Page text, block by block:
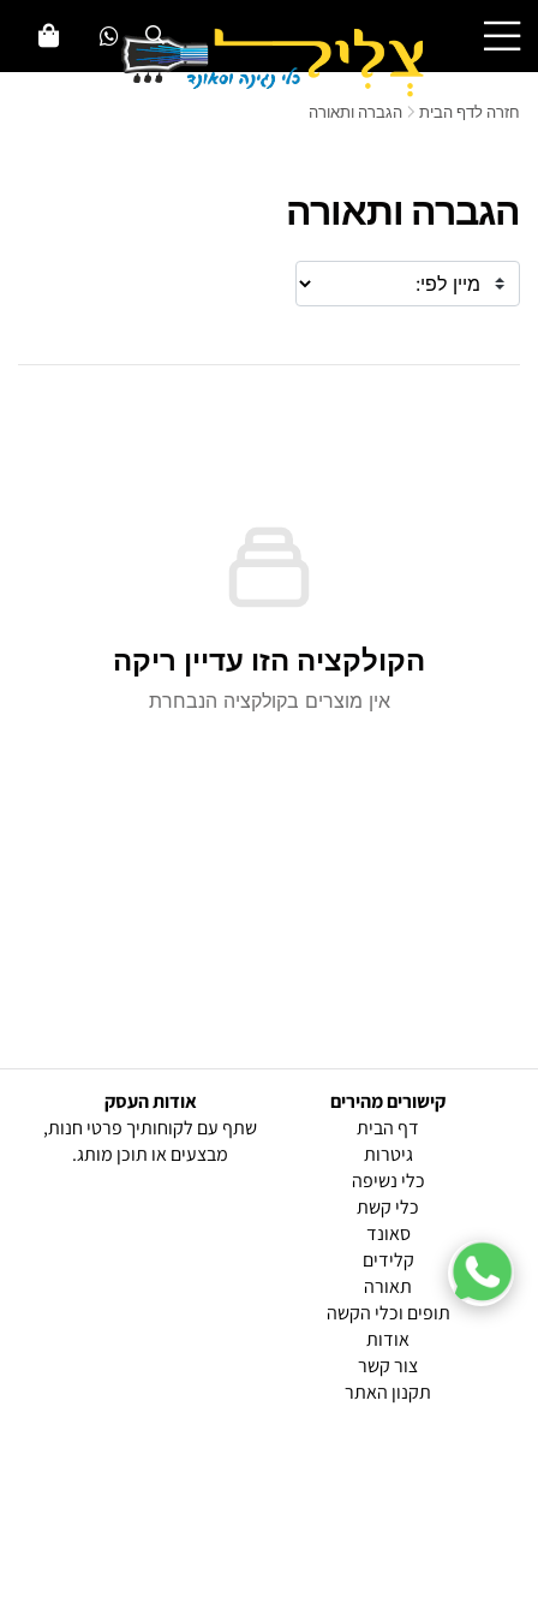
חזרה לדף הבית הגברה ותאורה
הגברה ותאורה
הקולקציה הזו עדיין ריקה
אין מוצרים בקולקציה הנבחרת
קישורים מהירים
דף הבית
גיטרות
כלי נשיפה
כלי קשת
סאונד
קלידים
תאורה
תופים וכלי הקשה
אודות
צור קשר
(current)
תקנון האתר
אודות העסק
שתף עם לקוחותיך פרטי חנות,
מבצעים או תוכן מותג.